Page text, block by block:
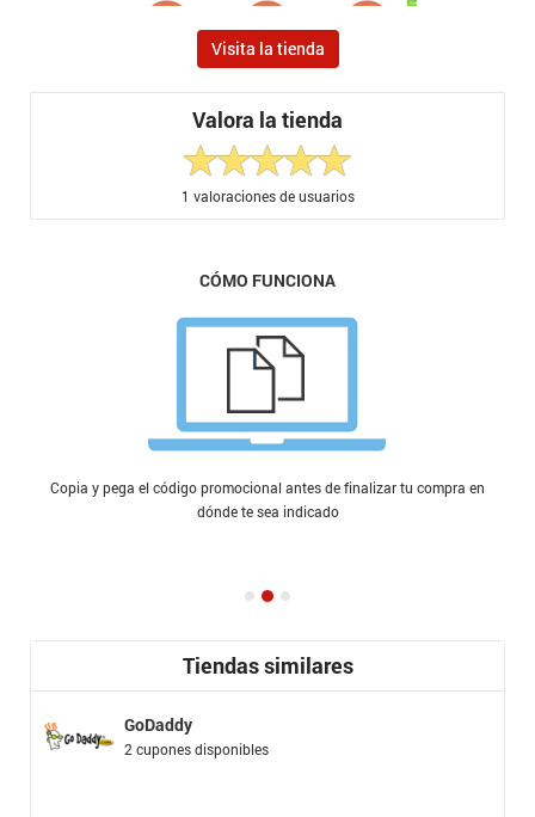
Visita la tienda
Valora la tienda
1 valoraciones de usuarios
CÓMO FUNCIONA
Copia y pega el código promocional antes de finalizar tu compra en
dónde te sea indicado
Tiendas similares
GoDaddy
2 cupones disponibles